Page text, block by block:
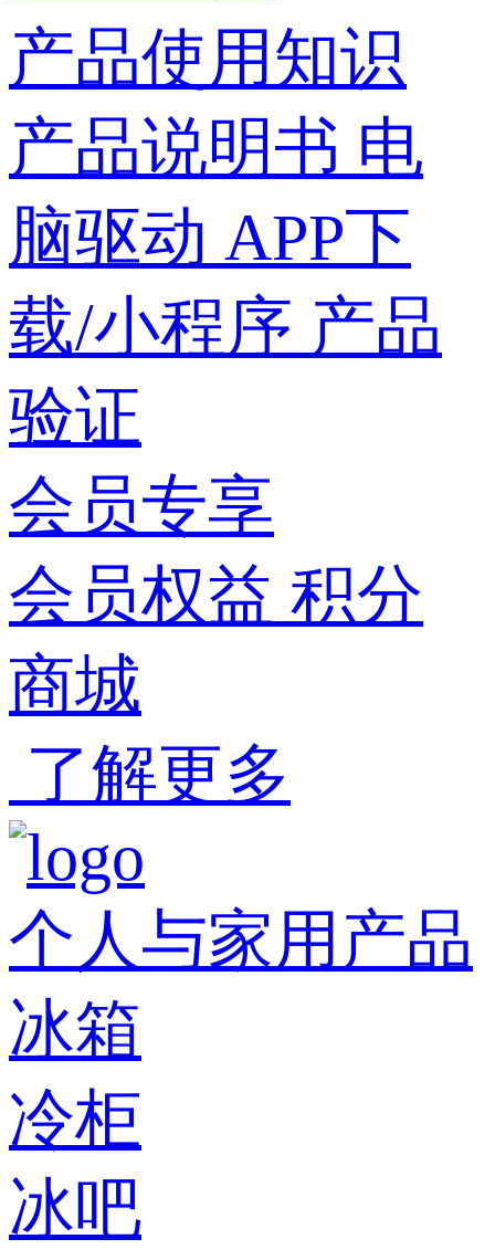
产品使用知识
产品说明书 电
脑驱动 APP下
载/小程序 产品
验证
会员专享
会员权益 积分
商城
了解更多
个人与家用产品
冰箱
冷柜
冰吧